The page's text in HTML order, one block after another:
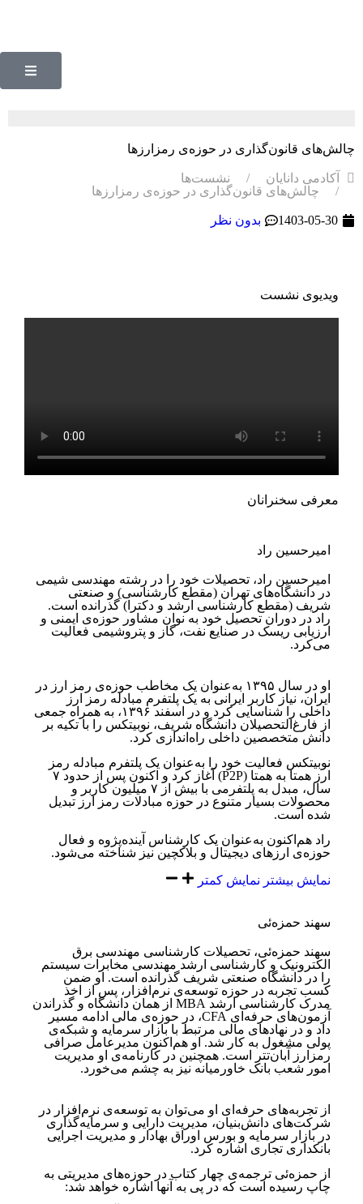
چالش‌های قانون‌گذاری در حوزه‌ی رمزارزها
آکادمی دانایان
نشست‌ها
چالش‌های قانون‌گذاری در حوزه‌ی رمزارزها
1403-05-30 بدون نظر
ویدیوی نشست
معرفی سخنرانان
امیرحسین راد
امیرحسین راد، تحصیلات خود را در رشته مهندسی شیمی
در دانشگاه‌های تهران (مقطع کارشناسی) و صنعتی
شریف (مقطع کارشناسی ارشد و دکترا) گذرانده است.
راد در دوران تحصیل خود به ‌نوان مشاور حوزه‌ی ایمنی و
ارزیابی ریسک در صنایع نفت، گاز و پتروشیمی فعالیت
می‌کرد.
او در سال ۱۳۹۵ به‌عنوان یک مخاطب حوزه‌ی رمز ارز در
ایران، نیاز کاربر ایرانی به یک پلتفرم مبادله رمز ارز
داخلی را شناسایی کرد و در اسفند ۱۳۹۶، به همراه جمعی
از فارغ‌التحصیلان دانشگاه شریف، نوبیتکس را با تکیه بر
دانش متخصصین داخلی راه‌اندازی کرد.
نوبیتکس فعالیت خود را به‌عنوان یک پلتفرم مبادله رمز
ارز همتا به همتا (P2P) آغاز کرد و اکنون پس از حدود ۷
سال، مبدل به پلتفرمی با بیش از ۷ میلیون کاربر و
محصولات بسیار متنوع در حوزه مبادلات رمز ارز تبدیل
شده است.
راد هم‌اکنون به‌عنوان یک کارشناس آینده‌پژوه و فعال
حوزه‌ی ارزهای دیجیتال و بلاکچین نیز شناخته می‌شود.
نمایش بیشتر نمایش کمتر
سهند حمزه‌ئی
سهند حمزه‌ئی، تحصیلات کارشناسی مهندسی برق
الکترونیک و کارشناسی ارشد مهندسی مخابرات سیستم
را در دانشگاه ‏صنعتی شریف گذرانده است. او ضمن
کسب تجربه در حوزه توسعه‌ی نرم‌افزار، پس از اخذ
مدرک کارشناسی ارشد ‏MBA‏ از ‏همان دانشگاه و گذراندن
آزمون‌های حرفه‌ای ‏CFA، در حوزه‌ی مالی ادامه مسیر
داد و در نهادهای مالی مرتبط با بازار سرمایه ‏و شبکه‌ی
پولی مشغول به کار شد. او هم‌اکنون مدیرعامل صرافی
رمزارز آبان‌تتر است. همچنین در کارنامه‌ی او مدیریت
امور ‏شعب بانک خاورمیانه نیز به چشم می‌خورد.‏
از تجربه‌های حرفه‌ای او می‌توان به توسعه‌ی نرم‌افزار در
شرکت‌های دانش‌بنیان، مدیریت دارایی و سرمایه‌گذاری
در بازار سرمایه و بورس اوراق بهادار و مدیریت اجرایی
بانکداری تجاری اشاره کرد.
از حمزه‌ئی ترجمه‌ی چهار کتاب در حوزه‌های مدیریتی به
چاپ رسیده است که در پی به آنها اشاره خواهد شد: